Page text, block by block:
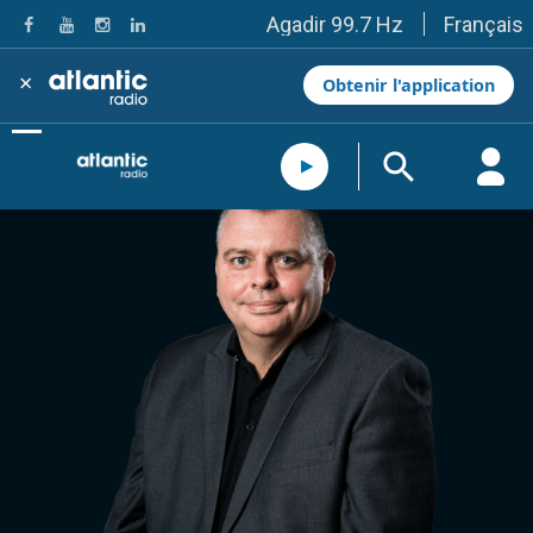
Agadir 99.7 Hz
Tanger 103.3 Hz
Tétouan 87.8 Hz
Fès 98.8 Hz
Meknès 97.2 Hz
El Jadida 97.3
Settat 104,6
Essaouira 96.6
Safi 92.3
Taza 103.0
Taounate 95.6
Tiznit 103.1
SkhourRhamna 92.2
Taroudant 104.9
Guelmim 91.9
Tan-Tan 95.2
Tafraout 104.9
Casablanca 92.5 Hz
Rabat, Salé 106.9 Hz
Marrakech 90.5 Hz
Français
× Obtenir l'application